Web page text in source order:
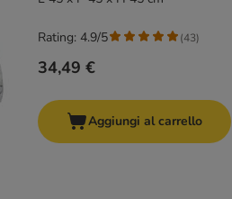
34,49 €
Rating: 4.9/5 (43)
Aggiungi al carrello